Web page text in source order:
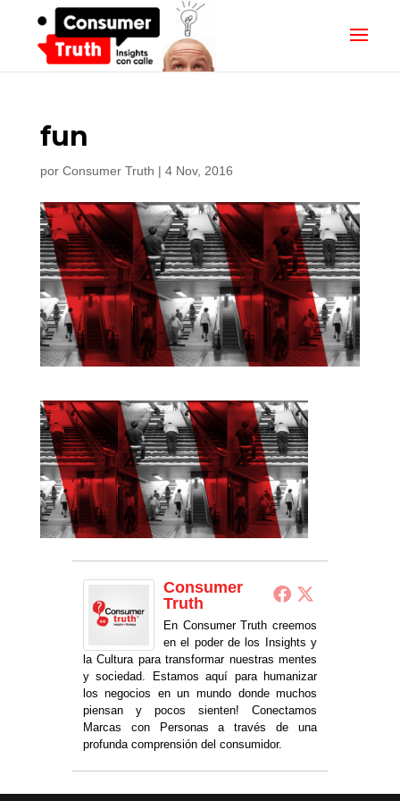
fun
por Consumer Truth | 4 Nov, 2016
Consumer
Truth
En Consumer Truth creemos
en el poder de los Insights y
la Cultura para transformar nuestras mentes
y sociedad. Estamos aquí para humanizar
los negocios en un mundo donde muchos
piensan y pocos sienten! Conectamos
Marcas con Personas a través de una
profunda comprensión del consumidor.